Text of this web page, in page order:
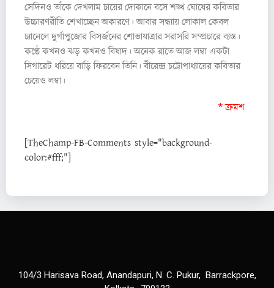
সেদিনও তাঁকে দেখলাম চায়ের দোকানে বসে শঙ্খ ঘোষের কবিতার
উচ্চারণরীতি শেখাচ্ছেন অকারণে। আবার সন্ধ্যায় লোকাল কেবল
চ্যানেলে দুর্গাপুজোর বিসর্জনের শোভাযাত্রার সরাসরি সম্প্রচারে ব্যস্ত।
কণ্ঠে কখনও ঝড় কখনও বিষাদ। অনেক রাতে আজ লম্বা একটা
সিগারেট ধরিয়ে বাড়ি ফিরবেন তিনি। বীরেন্দ্র চট্টোপাধ্যায়ের কবিতার
চেয়েও লম্বা।
* ক্রমশ
[TheChamp-FB-Comments style="background-
color:#fff;"]
104/3 Harisava Road, Anandapuri, N. C. Pukur, Barrackpore,